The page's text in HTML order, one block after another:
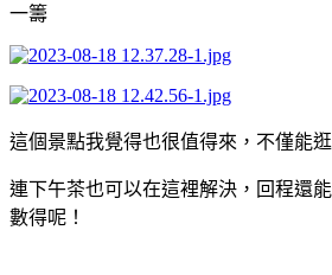
一籌
這個景點我覺得也很值得來，不僅能
連下午茶也可以在這裡解決，回程還
數得呢！